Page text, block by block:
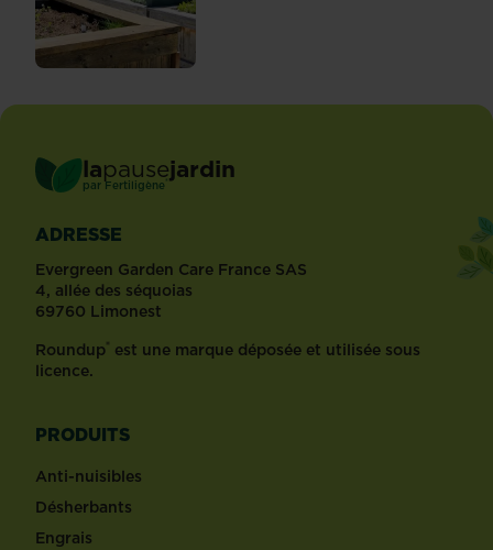
lapausejardin
par Fertiligène ®
ADRESSE
Evergreen Garden Care France SAS
4, allée des séquoias
69760 Limonest
Roundup® est une marque déposée et utilisée sous
licence.
PRODUITS
Anti-nuisibles
Désherbants
Engrais